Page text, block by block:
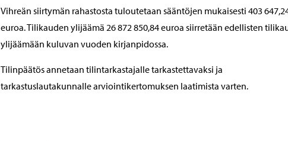
Vihreän siirtymän rahastosta tuloutetaan sääntöjen mukaisesti 403
euroa. Tilikauden ylijäämä 26 872 850,84 euroa siirretään edellisten
ylijäämään kuluvan vuoden kirjanpidossa.
Tilinpäätös annetaan tilintarkastajalle tarkastettavaksi ja
tarkastuslautakunnalle arviointikertomuksen laatimista varten.